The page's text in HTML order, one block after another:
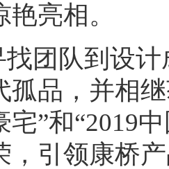
亮相。
找团队到设
孤品，并相
”和“2019
，引领康桥